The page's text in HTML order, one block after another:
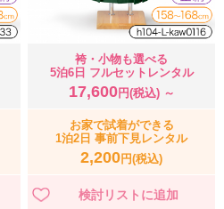
袴・小物も選べる
5泊6日 フルセットレンタル
17,600円(税込) ～
お家で試着ができる
1泊2日 事前下見レンタル
2,200円(税込)